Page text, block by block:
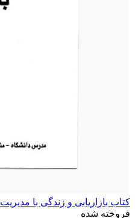
کتاب بازاریابی و زندگی با مدیریت
فروخته شده